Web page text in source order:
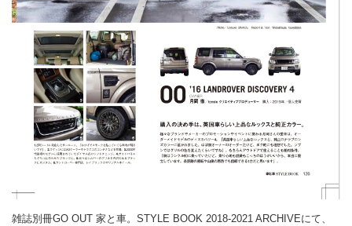
雑誌別冊GO OUT 家と車。STYLE BOOK 2018-2021 ARCHIVEにて、